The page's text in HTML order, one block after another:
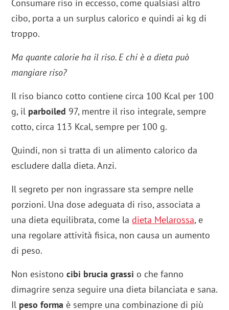
Consumare riso in eccesso, come qualsiasi altro
cibo, porta a un surplus calorico e quindi ai kg di
troppo.
Ma quante calorie ha il riso. E chi è a dieta può
mangiare riso?
Il riso bianco cotto contiene circa 100 Kcal per 100
g, il parboiled 97, mentre il riso integrale, sempre
cotto, circa 113 Kcal, sempre per 100 g.
Quindi, non si tratta di un alimento calorico da
escludere dalla dieta. Anzi.
Il segreto per non ingrassare sta sempre nelle
porzioni. Una dose adeguata di riso, associata a
una dieta equilibrata, come ladieta Melarossa, e
una regolare attività fisica, non causa un aumento
di peso.
Non esistonocibi brucia grassi o che fanno
dimagrire senza seguire una dieta bilanciata e sana.
Il peso forma è sempre una combinazione di più